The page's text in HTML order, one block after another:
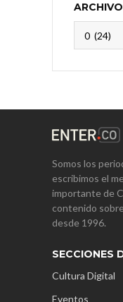
Somos los
escribimos el
importante de
contenido
desde 1996.
SECCIONES
Cultura Digital
Eventos